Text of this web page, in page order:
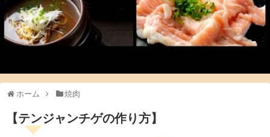
ホーム 焼肉
【テンジャンチゲの作り方】